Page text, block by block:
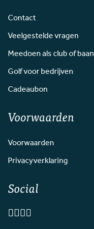
Contact
Veelgestelde vragen
Meedoen als club of baan
Golf voor bedrijven
Cadeaubon
Voorwaarden
Voorwaarden
Privacyverklaring
Social